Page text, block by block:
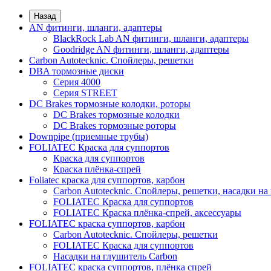
Назад
AN фитинги, шланги, адаптеры
BlackRock Lab AN фитинги, шланги, адаптеры
Goodridge AN фитинги, шланги, адаптеры
Carbon Autotecknic. Спойлеры, решетки
DBA тормозные диски
Серия 4000
Серия STREET
DC Brakes тормозные колодки, роторы
DC Brakes тормозные колодки
DC Brakes тормозные роторы
Downpipe (приемные трубы)
FOLIATEC Краска для суппортов
Краска для суппортов
Краска плёнка-спрей
Foliatec краска для суппортов, карбон
Carbon Autotecknic. Спойлеры, решетки, насадки на
FOLIATEC Краска для суппортов
FOLIATEC Краска плёнка-спрей, аксессуары
FOLIATEC краска суппортов, карбон
Carbon Autotecknic. Спойлеры, решетки
FOLIATEC Краска для суппортов
Насадки на глушитель Carbon
FOLIATEC краска суппортов, плёнка спрей